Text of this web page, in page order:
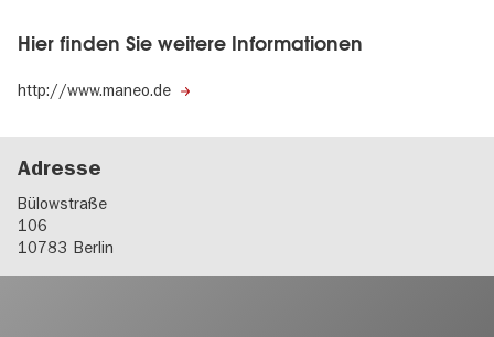
Hier finden Sie weitere Informationen
http://www.maneo.de
Adresse
Bülowstraße
106
10783 Berlin